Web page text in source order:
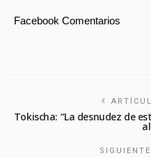
Facebook Comentarios
Tokischa: “La desnudez de